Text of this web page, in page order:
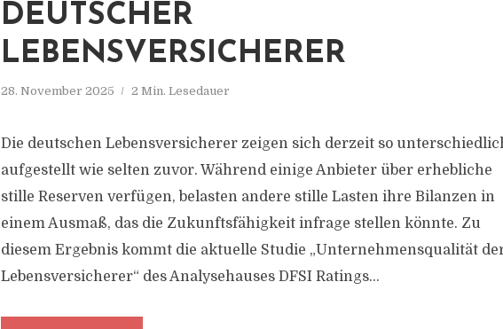
EUTSCHER L
EBENSVERSICHERER
28. November 2025 2 Min. Lesedauer
Die deutschen Lebensversicherer zeigen sich derzeit so
aufgestellt wie selten zuvor. Während einige Anbieter über erhebliche
stille Reserven verfügen, belasten andere stille Lasten ihre Bilanzen in
einem Ausmaß, das die Zukunftsfähigkeit infrage stellen könnte. Zu
diesem Ergebnis kommt die aktuelle Studie „Unternehmensqualität
Lebensversicherer“ des Analysehauses DFSI Ratings...